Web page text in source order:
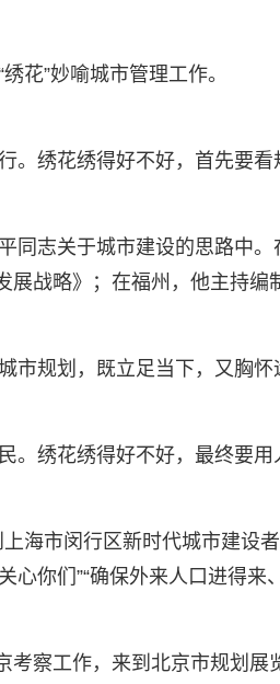
花”妙喻城市管理工作。
。绣花绣得好不好，首先要看
同志关于城市建设的思路中
战略》；在福州，他主持编
市规划，既立足当下，又胸怀
。绣花绣得好不好，最终要用
海市闵行区新时代城市建设
你们”“确保外来人口进得来
考察工作，来到北京市规划